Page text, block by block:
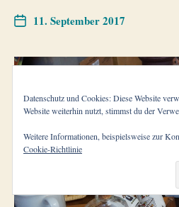
11. September 2017
Datenschutz und Cookies: Diese Website
Website weiterhin nutzt, stimmst du der
Weitere Informationen, beispielsweise zur
Cookie-Richtlinie